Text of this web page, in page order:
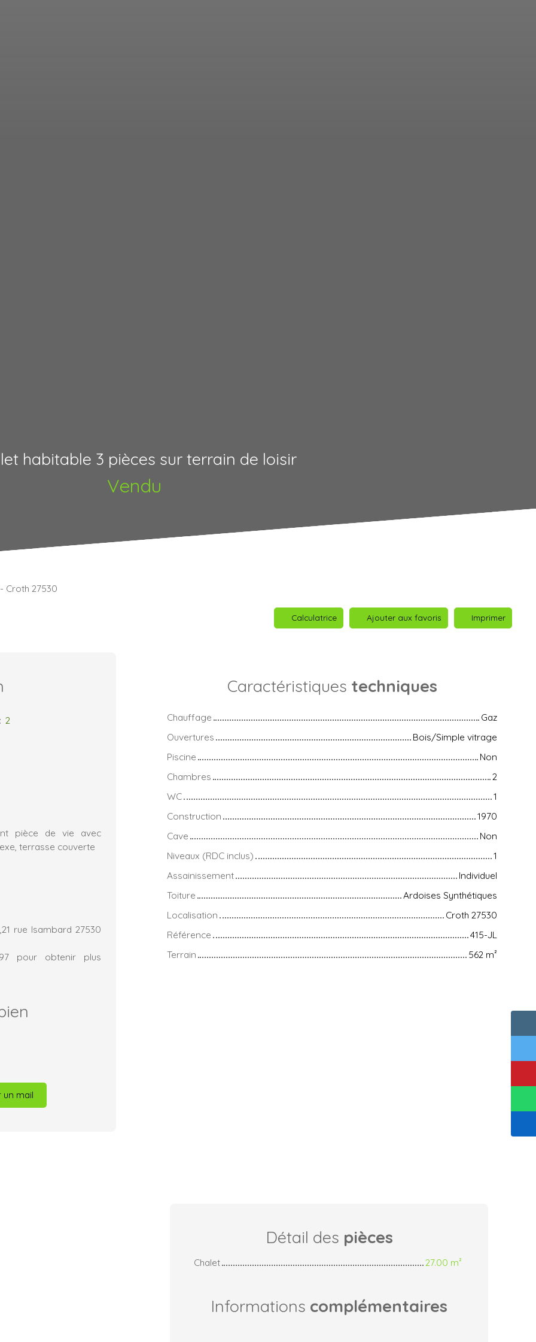
habitable 3 pièces sur terrain de loisir
Vendu
Croth 27530
Calculatrice Ajouter aux favoris Imprimer
2
pièce de vie avec
terrasse couverte
rue Isambard 27530
pour obtenir plus
un mail
Caractéristiques techniques
Chauffage
Gaz
Ouvertures
Bois/Simple vitrage
Piscine
Non
Chambres
2
WC
1
Construction
1970
Cave
Non
Niveaux (RDC inclus)
1
Assainissement
Individuel
Toiture
Ardoises Synthétiques
Localisation
Croth 27530
Référence
415-JL
Terrain
562 m²
Détail des pièces
Chalet 27.00 m²
Informations complémentaires